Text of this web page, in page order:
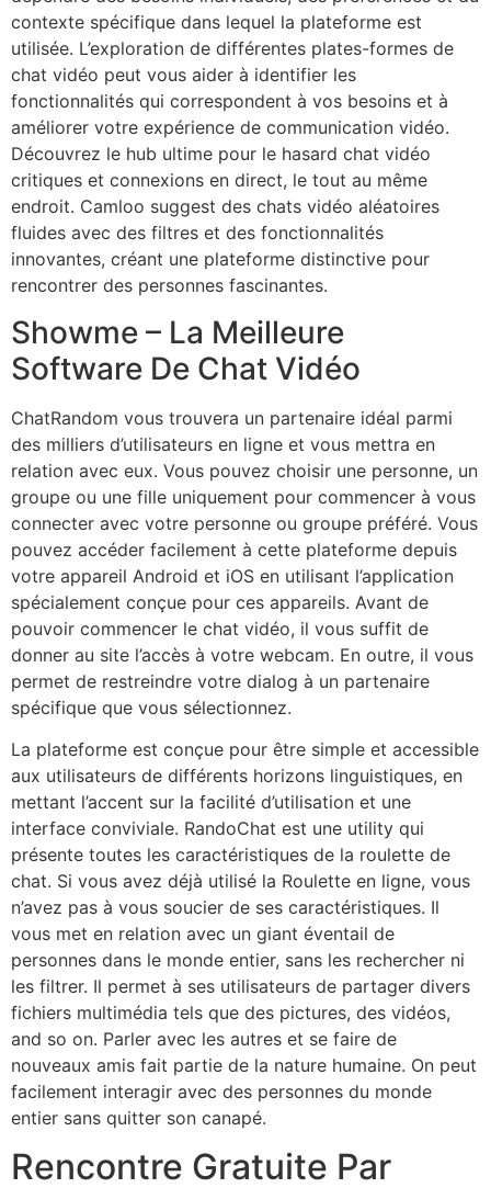
contexte spécifique dans lequel la plateforme est
utilisée. L’exploration de différentes plates-formes de
chat vidéo peut vous aider à identifier les
fonctionnalités qui correspondent à vos besoins et à
améliorer votre expérience de communication vidéo.
Découvrez le hub ultime pour le hasard chat vidéo
critiques et connexions en direct, le tout au même
endroit. Camloo suggest des chats vidéo aléatoires
fluides avec des filtres et des fonctionnalités
innovantes, créant une plateforme distinctive pour
rencontrer des personnes fascinantes.
Showme – La Meilleure
Software De Chat Vidéo
ChatRandom vous trouvera un partenaire idéal parmi
des milliers d’utilisateurs en ligne et vous mettra en
relation avec eux. Vous pouvez choisir une personne, un
groupe ou une fille uniquement pour commencer à vous
connecter avec votre personne ou groupe préféré. Vous
pouvez accéder facilement à cette plateforme depuis
votre appareil Android et iOS en utilisant l’application
spécialement conçue pour ces appareils. Avant de
pouvoir commencer le chat vidéo, il vous suffit de
donner au site l’accès à votre webcam. En outre, il vous
permet de restreindre votre dialog à un partenaire
spécifique que vous sélectionnez.
La plateforme est conçue pour être simple et accessible
aux utilisateurs de différents horizons linguistiques, en
mettant l’accent sur la facilité d’utilisation et une
interface conviviale. RandoChat est une utility qui
présente toutes les caractéristiques de la roulette de
chat. Si vous avez déjà utilisé la Roulette en ligne, vous
n’avez pas à vous soucier de ses caractéristiques. Il
vous met en relation avec un giant éventail de
personnes dans le monde entier, sans les rechercher ni
les filtrer. Il permet à ses utilisateurs de partager divers
fichiers multimédia tels que des pictures, des vidéos,
and so on. Parler avec les autres et se faire de
nouveaux amis fait partie de la nature humaine. On peut
facilement interagir avec des personnes du monde
entier sans quitter son canapé.
Rencontre Gratuite Par